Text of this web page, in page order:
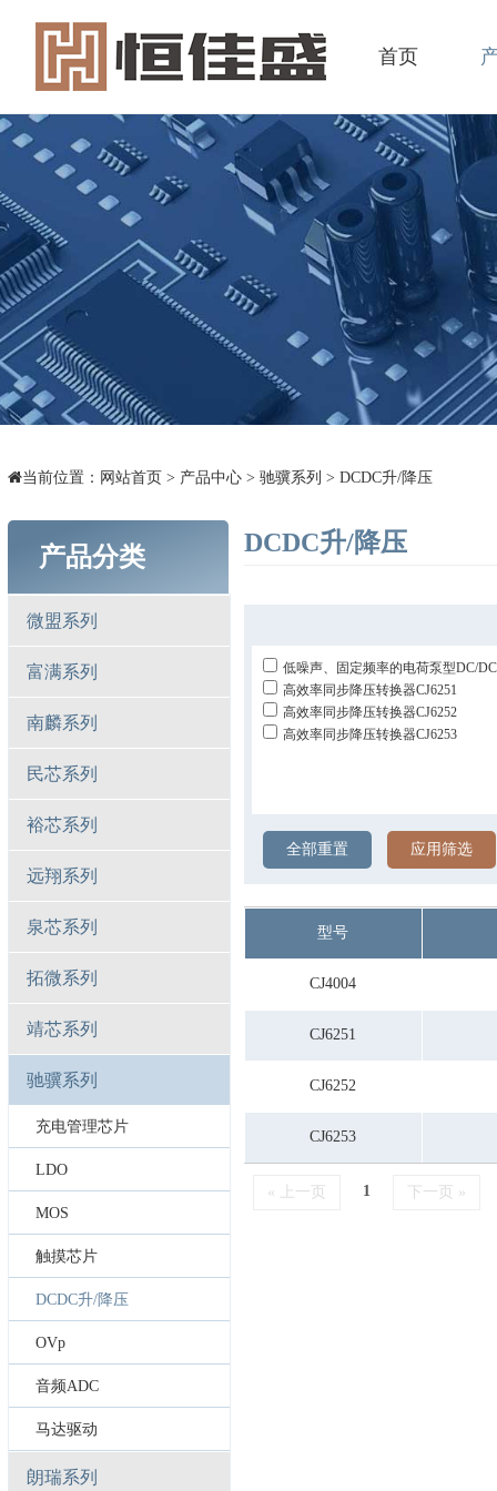
首页
当前位置： 网站首页 > 产品中心> 驰骥系列 > DCDC升/降压
产品分类
微盟系列
富满系列
南麟系列
民芯系列
裕芯系列
远翔系列
泉芯系列
拓微系列
靖芯系列
驰骥系列
充电管理芯片
LDO
MOS
触摸芯片
DCDC升/降压
OVp
音频ADC
马达驱动
朗瑞系列
DCDC升/降压
低噪声、固定频率的电荷泵型DC/
高效率同步降压转换器CJ6251
高效率同步降压转换器CJ6252
高效率同步降压转换器CJ6253
全部重置 应用筛选
型号
CJ4004
CJ6251
CJ6252
CJ6253
« 上一页 1 下一页 »